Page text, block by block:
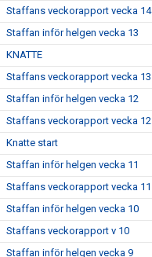
Staffans veckorapport vecka 14
Staffan inför helgen vecka 13
KNATTE
Staffans veckorapport vecka 13
Staffan inför helgen vecka 12
Staffans veckorapport vecka 12
Knatte start
Staffan inför helgen vecka 11
Staffans veckorapport vecka 11
Staffan inför helgen vecka 10
Staffans veckorapport v 10
Staffan inför helgen vecka 9